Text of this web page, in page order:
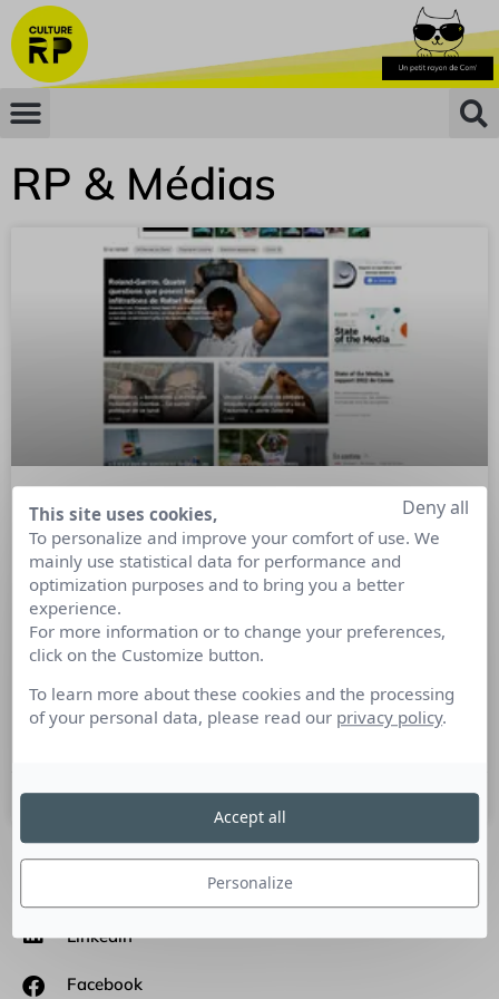
RP & Médias
Le « Placement Sponsorisé » en
France et en Europe : une nouvelle
offre pour augmenter la portée de
vos communiqués de presse
Après les US, la nouvelle offre de Cision, le Placement
Sponsorisé, arrive en Europe et en France. Il permet, grâce à
une publicité digitale apparaissant en natif sur une sélection
de médias influents, de démultiplier la visibilité d’un CP.
7 juin 2022
SUIVEZ-NOUS
Linkedin
Facebook
This site uses cookies,
To personalize and improve your comfort of use. We
mainly use statistical data for performance and
optimization purposes and to bring you a better
experience.
For more information or to change your preferences,
click on the Customize button.
To learn more about these cookies and the processing
of your personal data, please read our privacy policy.
Personalize
Deny all
Accept all